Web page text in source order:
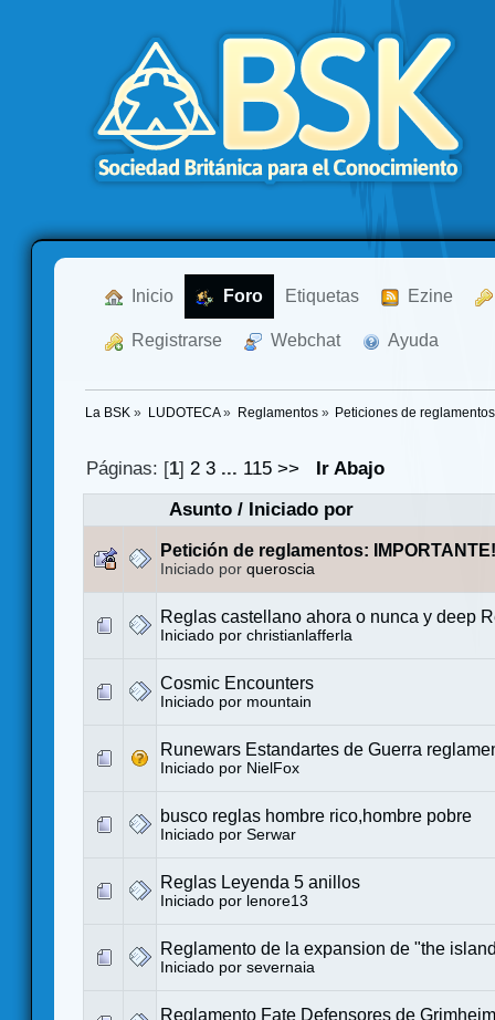
Inicio Foro Etiquetas Ezine
Registrarse Webchat Ayuda
La BSK » LUDOTECA» Reglamentos» Peticiones de reglamentos
Páginas: [1]2 3 ... 115 >>
Ir Abajo
Asunto/ Iniciado por
Petición de reglamentos: IMPORTANTE!
Iniciado por queroscia
Reglas castellano ahora o nunca y deep
Iniciado por christianlafferla
Cosmic Encounters
Iniciado por mountain
Runewars Estandartes de Guerra
Iniciado por NielFox
busco reglas hombre rico,hombre pobre
Iniciado por Serwar
Reglas Leyenda 5 anillos
Iniciado por lenore13
Reglamento de la expansion de "the
Iniciado por severnaia
Reglamento Fate Defensores de Grimheim